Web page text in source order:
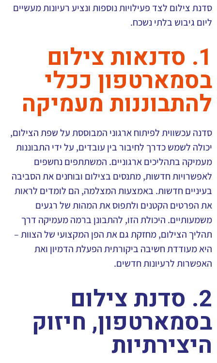
סדנת צילום לצד פעילויות נוספות ונציע רעיונות מעשיים
ליום גיבוש בלתי נשכח.
1. סדנאות צילום
בסמארטפון ככלי
להתבוננות מעמיקה
סדנה עכשווית לפיתוח ארגוני המבוססת על שפת הצילום,
יכולה לשמש כדרך לחיבור בין עובדים, על ידי התבוננות
מעמיקה בתהליכים ארגוניים. המשתתפים נחשפים
לאפשרויות חדשות, מתנסים בצילום ובוחנים את הסביבה
בעיניים חדשות. באמצעות המצלמה, הם לומדים לראות
את הפרטים הקטנים ולתפוס את המהות של רגעים
משמעותיים. היכולת הזו, להתבונן ברמה מעמיקה דרך
תהליך הצילום, מחזקת גם את הפן המקצועי של הצוות –
היא מעודדת חשיבה ביקורתית הפעלת הדמיון ואת
האפשרות לרעיונות חדשים.
2. סדנת צילום
בסמארטפון, חיזוק
היצירתיות